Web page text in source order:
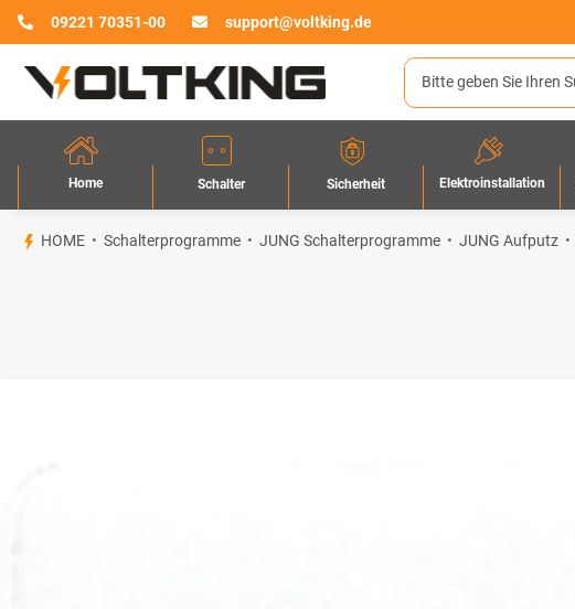
09221 70351-00 support@voltking.de
Home Schalter Sicherheit Elektroinstallation
HOME Schalterprogramme JUNG Schalterprogramme JUNG Aufputz